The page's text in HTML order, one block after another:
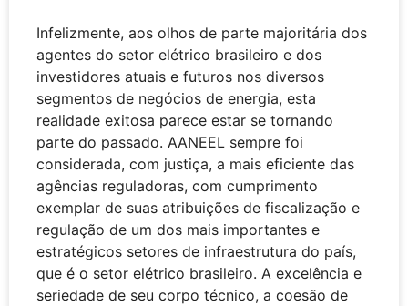
Infelizmente, aos olhos de parte majoritária dos
agentes do setor elétrico brasileiro e dos
investidores atuais e futuros nos diversos
segmentos de negócios de energia, esta
realidade exitosa parece estar se tornando
parte do passado. AANEEL sempre foi
considerada, com justiça, a mais eficiente das
agências reguladoras, com cumprimento
exemplar de suas atribuições de fiscalização e
regulação de um dos mais importantes e
estratégicos setores de infraestrutura do país,
que é o setor elétrico brasileiro. A excelência e
seriedade de seu corpo técnico, a coesão de